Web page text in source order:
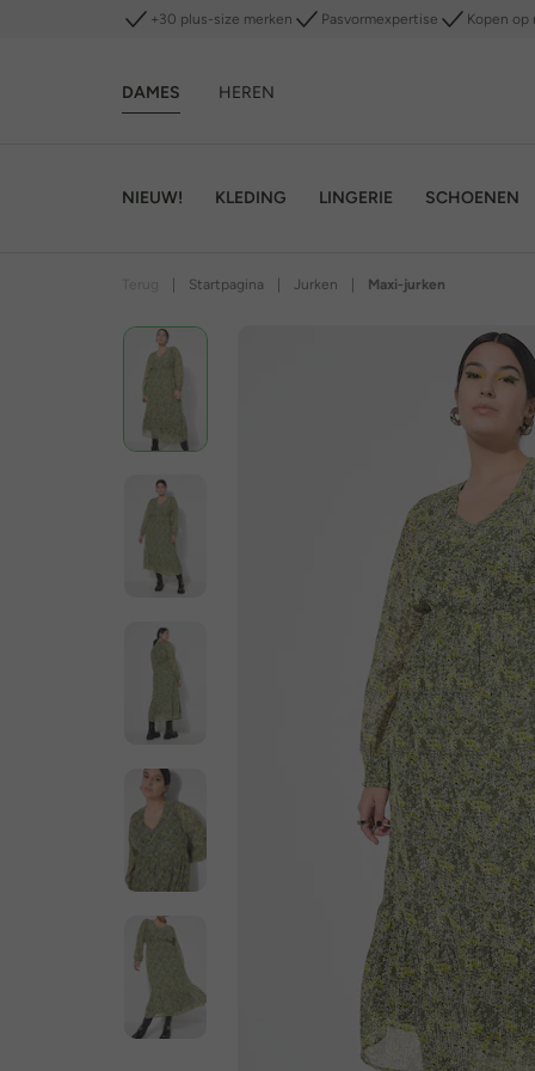
+30 plus-size merken Pasvormexpertise Kopen op
DAMES HEREN
NIEUW! KLEDING LINGERIE SCHOENEN
Startpagina Jurken Maxi-jurken